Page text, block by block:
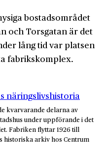
bostadsområdet
och Torsgatan är det
lång tid var platsen
fabrikskomplex.
näringslivshistoria
kvarvarande delarna av
under uppförande i det
Fabriken flyttar 1926 till
historiska arkiv hos Centrum